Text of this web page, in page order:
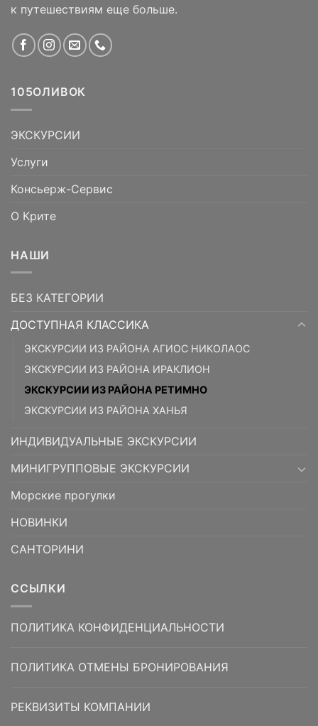
к путешествиям еще больше.
105ОЛИВОК
ЭКСКУРСИИ
Услуги
Консьерж-Сервис
О Крите
НАШИ
БЕЗ КАТЕГОРИИ
ДОСТУПНАЯ КЛАССИКА
ЭКСКУРСИИ ИЗ РАЙОНА АГИОС НИКОЛАОС
ЭКСКУРСИИ ИЗ РАЙОНА ИРАКЛИОН
ЭКСКУРСИИ ИЗ РАЙОНА РЕТИМНО
ЭКСКУРСИИ ИЗ РАЙОНА ХАНЬЯ
ИНДИВИДУАЛЬНЫЕ ЭКСКУРСИИ
МИНИГРУППОВЫЕ ЭКСКУРСИИ
Морские прогулки
НОВИНКИ
САНТОРИНИ
ССЫЛКИ
ПОЛИТИКА КОНФИДЕНЦИАЛЬНОСТИ
ПОЛИТИКА ОТМЕНЫ БРОНИРОВАНИЯ
РЕКВИЗИТЫ КОМПАНИИ